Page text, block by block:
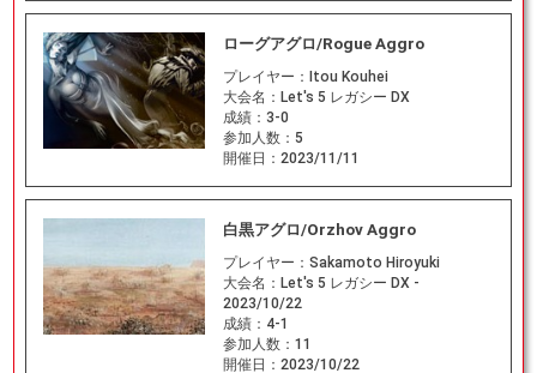
ローグアグロ/Rogue Aggro
プレイヤー： Itou Kouhei
大会名： Let's 5 レガシー DX
成績： 3-0
参加人数： 5
開催日： 2023/11/11
白黒アグロ/Orzhov Aggro
プレイヤー： Sakamoto Hiroyuki
大会名： Let's 5 レガシー DX -
2023/10/22
成績： 4-1
参加人数： 11
開催日： 2023/10/22